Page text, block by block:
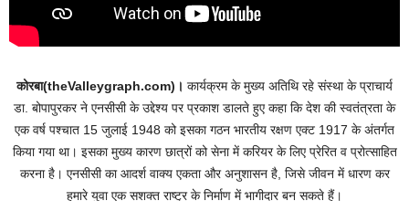
कोरबा(theValleygraph.com)। कार्यक्रम के मुख्य अतिथि रहे संस्था के प्राचार्य
डा. बोपापुरकर ने एनसीसी के उद्देश्य पर प्रकाश डालते हुए कहा कि देश की स्वतंत्रता के
एक वर्ष पश्चात 15 जुलाई 1948 को इसका गठन भारतीय रक्षण एक्ट 1917 के अंतर्गत
किया गया था। इसका मुख्य कारण छात्रों को सेना में करियर के लिए प्रेरित व प्रोत्साहित
करना है। एनसीसी का आदर्श वाक्य एकता और अनुशासन है, जिसे जीवन में धारण कर
हमारे युवा एक सशक्त राष्ट्र के निर्माण में भागीदार बन सकते हैं।